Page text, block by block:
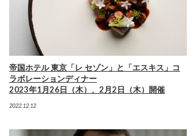
帝国ホテル 東京「レ セゾン」と「エスキス」コ
ラボレーションディナー
2023年1月26日（木）、2月2日（木）開催
2022.12.12